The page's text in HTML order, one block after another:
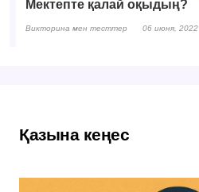
Мектепте қалай оқыдың?
Викторина мен тесттер 06 июня, 2022
Қазына кеңес